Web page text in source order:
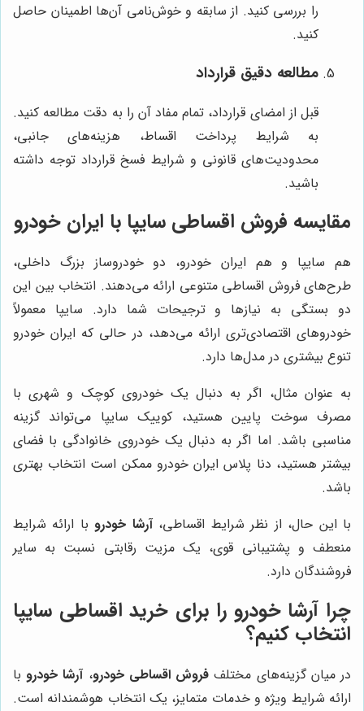
را بررسی کنید. از سابقه و خوش‌نامی آن‌ها اطمینان حاصل
کنید.
مطالعه دقیق قرارداد
قبل از امضای قرارداد، تمام مفاد آن را به دقت مطالعه کنید.
به شرایط پرداخت اقساط، هزینه‌های جانبی،
محدودیت‌های قانونی و شرایط فسخ قرارداد توجه داشته
باشید.
مقایسه فروش اقساطی سایپا با ایران خودرو
هم سایپا و هم ایران خودرو، دو خودروساز بزرگ داخلی،
طرح‌های فروش اقساطی متنوعی ارائه می‌دهند. انتخاب بین این
دو بستگی به نیازها و ترجیحات شما دارد. سایپا معمولاً
خودروهای اقتصادی‌تری ارائه می‌دهد، در حالی که ایران خودرو
تنوع بیشتری در مدل‌ها دارد.
به عنوان مثال، اگر به دنبال یک خودروی کوچک و شهری با
مصرف سوخت پایین هستید، کوییک سایپا می‌تواند گزینه
مناسبی باشد. اما اگر به دنبال یک خودروی خانوادگی با فضای
بیشتر هستید، دنا پلاس ایران خودرو ممکن است انتخاب بهتری
باشد.
با این حال، از نظر شرایط اقساطی،آرشا خودروبا ارائه شرایط
منعطف و پشتیبانی قوی، یک مزیت رقابتی نسبت به سایر
فروشندگان دارد.
چرا آرشا خودرو را برای خرید اقساطی سایپا
انتخاب کنیم؟
در میان گزینه‌های مختلف فروش اقساطی خودرو،آرشا خودروبا
ارائه شرایط ویژه و خدمات متمایز، یک انتخاب هوشمندانه است.